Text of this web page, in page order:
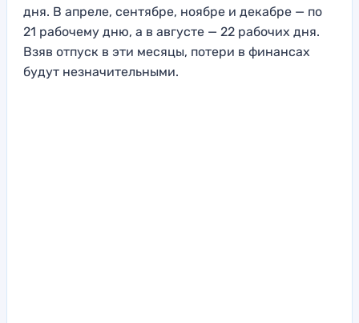
дня. В апреле, сентябре, ноябре и декабре — по
21 рабочему дню, а в августе — 22 рабочих дня.
Взяв отпуск в эти месяцы, потери в финансах
будут незначительными.